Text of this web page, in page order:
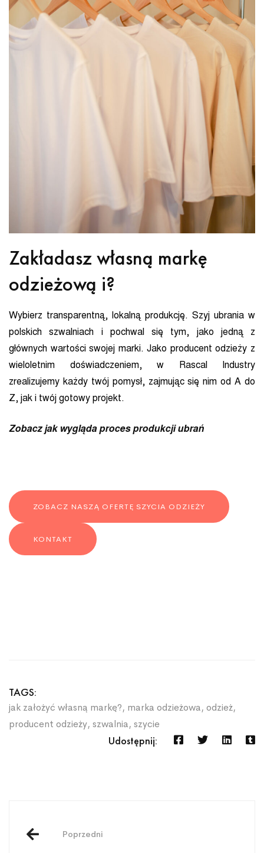
Zakładasz własną markę
odzieżową i?
Wybierz transparentną, lokalną produkcję. Szyj ubrania w
polskich szwalniach i pochwal się tym, jako jedną z
głównych wartości swojej marki. Jako producent odzieży z
wieloletnim doświadczeniem, w Rascal Industry
zrealizujemy każdy twój pomysł, zajmując się nim od A do
Z, jak i twój gotowy projekt.
Zobacz jak wygląda proces produkcji ubrań
ZOBACZ NASZĄ OFERTĘ SZYCIA ODZIEŻY
KONTAKT
TAGS:
jak założyć własną markę?, marka odzieżowa, odzież,
producent odzieży, szwalnia, szycie
Udostępnij:
Poprzedni